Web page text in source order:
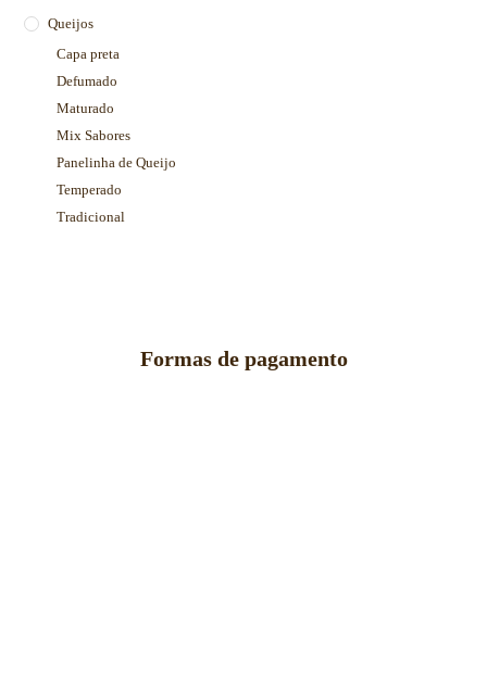
Queijos
Capa preta
Defumado
Maturado
Mix Sabores
Panelinha de Queijo
Temperado
Tradicional
Formas de pagamento